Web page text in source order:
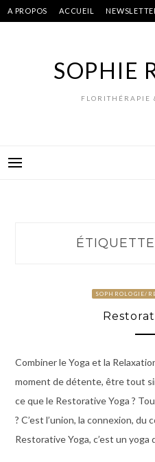
Skip
to
A PROPOS ACCUEIL
SOPHIE
FLORITHÉRAPIE
SOPHROLOGIE/
Combiner le Yoga et la
moment de détente, être tout
ce que le Restorative Yoga ?
? C’est l’union, la connexion, du
Restorative Yoga, c’est un